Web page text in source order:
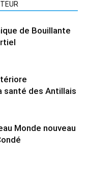
de Bouillante
santé des Antillais
Monde nouveau